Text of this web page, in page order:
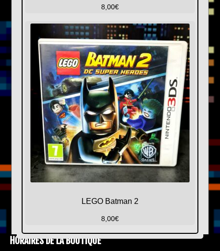
8,00€
LEGO Batman 2
8,00€
HORAIRES DE LA BOUTIQUE